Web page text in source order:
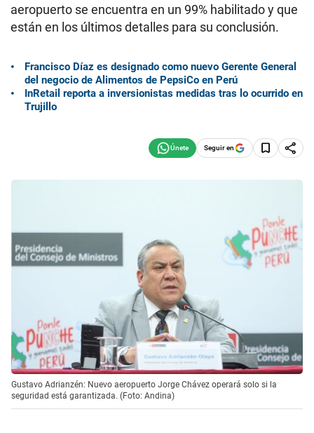
aeropuerto se encuentra en un 99% habilitado y que
están en los últimos detalles para su conclusión.
Francisco Díaz es designado como nuevo Gerente General
del negocio de Alimentos de PepsiCo en Perú
InRetail reporta a inversionistas medidas tras lo ocurrido en
Trujillo
Seguir en
Gustavo Adrianzén: Nuevo aeropuerto Jorge Chávez operará solo si la
seguridad está garantizada. (Foto: Andina)